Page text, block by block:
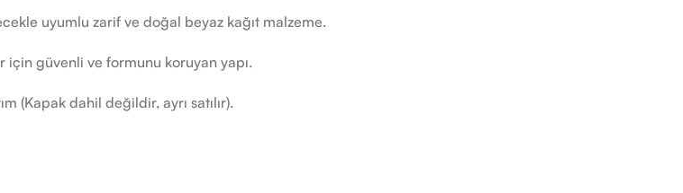
uyumlu zarif ve doğal beyaz kağıt malzeme.
için güvenli ve formunu koruyan yapı.
(Kapak dahil değildir, ayrı satılır).